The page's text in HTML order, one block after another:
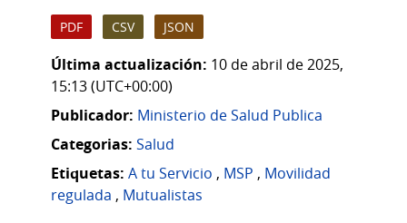
PDF CSV JSON
Última actualización: 10 de abril de 2025,
15:13 (UTC+00:00)
Publicador: Ministerio de Salud Publica
Categorias: Salud
Etiquetas: A tu Servicio , MSP , Movilidad
regulada , Mutualistas